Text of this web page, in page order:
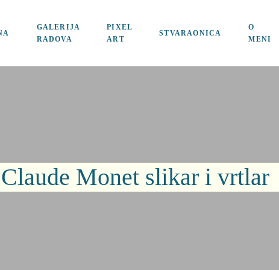
GALERIJA
RADOVA
PIXEL
ART
STVARAONICA
O
MENI
Claude Monet slikar i vrtlar